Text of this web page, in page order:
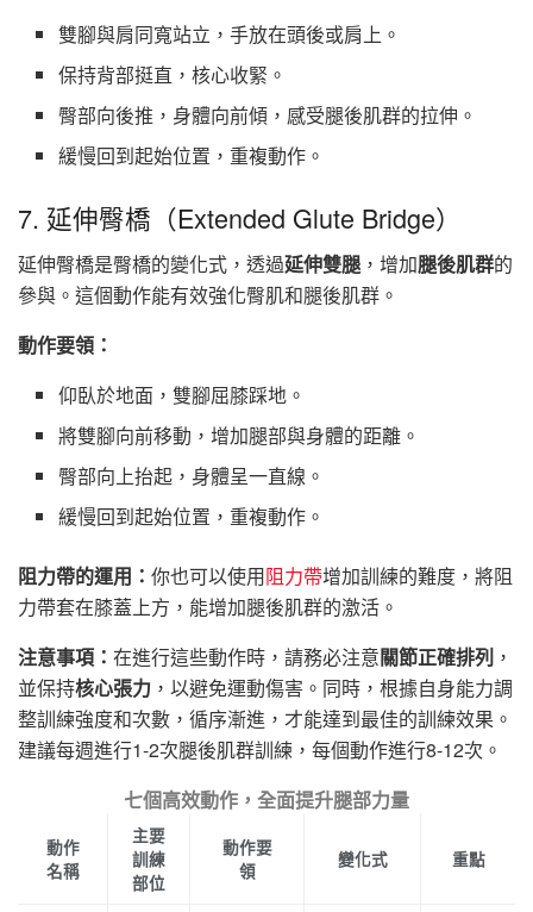
雙腳與肩同寬站立，手放在頭後或肩上。
保持背部挺直，核心收緊。
臀部向後推，身體向前傾，感受腿後肌群的拉伸。
緩慢回到起始位置，重複動作。
7. 延伸臀橋（Extended Glute Bridge）
延伸臀橋是臀橋的變化式，透過延伸雙腿 ，增加腿後肌群的
參與。這個動作能有效強化臀肌和腿後肌群。
動作要領：
仰臥於地面，雙腳屈膝踩地。
將雙腳向前移動，增加腿部與身體的距離。
臀部向上抬起，身體呈一直線。
緩慢回到起始位置，重複動作。
阻力帶的運用： 你也可以使用阻力帶增加訓練的難度，將阻
力帶套在膝蓋上方，能增加腿後肌群的激活。
注意事項： 在進行這些動作時，請務必注意關節正確排列 ，
並保持核心張力 ，以避免運動傷害。同時，根據自身能力調
整訓練強度和次數，循序漸進，才能達到最佳的訓練效果。
建議每週進行1-2次腿後肌群訓練，每個動作進行8-12次。
七個高效動作，全面提升腿部力量
動作
名稱
主要
訓練
部位
動作要
領
變化式 重點